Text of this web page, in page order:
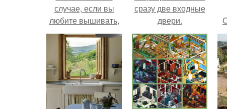
случае, если вы
любите вышивать,
то наверняка
задумывались о
том, что означает та
или иная вышитая
вами картина.
сразу две входные
двери.